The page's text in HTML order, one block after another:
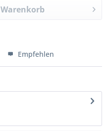
Warenkorb
Empfehlen